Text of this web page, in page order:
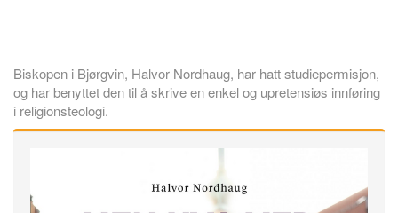
Biskopen i Bjørgvin, Halvor Nordhaug, har hatt studiepermisjon,
og har benyttet den til å skrive en enkel og upretensiøs innføring
i religionsteologi.